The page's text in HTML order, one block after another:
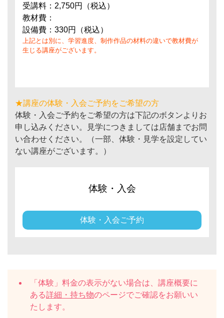
受講料：2,750円（税込）
教材費：
設備費：330円（税込）
上記とは別に、学習進度、制作作品の材料の違いで教材費が
生じる講座がございます。
★講座の体験・入会ご予約をご希望の方
体験・入会ご予約をご希望の方は下記のボタンよりお
申し込みください。見学につきましては店舗までお問
い合わせください。（一部、体験・見学を設定してい
ない講座がございます。）
体験・入会
体験・入会ご予約
「体験」料金の表示がない場合は、講座概要に
ある詳細・持ち物のページでご確認をお願いい
たします。